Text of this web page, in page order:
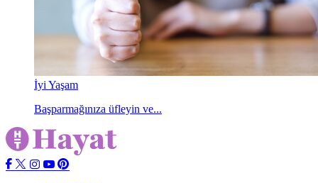
İyi Yaşam
Başparmağınıza üfleyin ve...